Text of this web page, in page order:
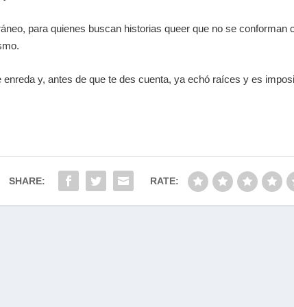
para quienes buscan historiasqueer que no se conforman
y, antes de que te des cuenta, ya echó raíces y es
SHARE: RATE: